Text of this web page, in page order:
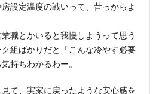
設定温度の戦いって、昔っからよ
職とかいると我慢しようって思う
組ばかりだと「こんな冷やす必要
持ちわかるわー。
て、実家に戻ったような安心感を